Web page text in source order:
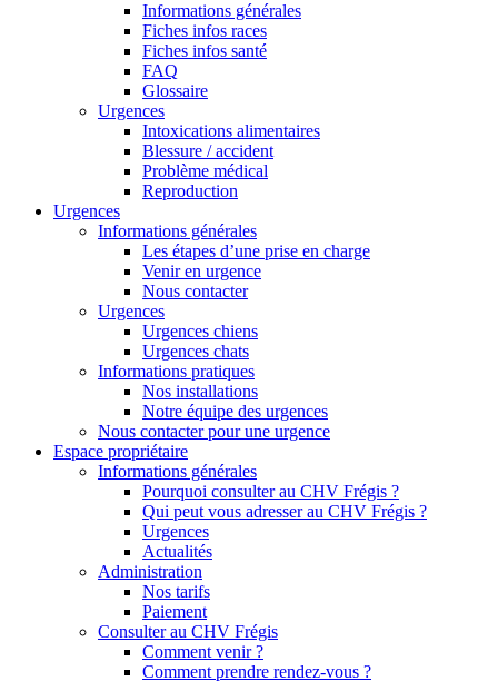
Informations générales
Fiches infos races
Fiches infos santé
FAQ
Glossaire
Urgences
Intoxications alimentaires
Blessure / accident
Problème médical
Reproduction
Urgences
Informations générales
Les étapes d’une prise en charge
Venir en urgence
Nous contacter
Urgences
Urgences chiens
Urgences chats
Informations pratiques
Nos installations
Notre équipe des urgences
Nous contacter pour une urgence
Espace propriétaire
Informations générales
Pourquoi consulter au CHV Frégis ?
Qui peut vous adresser au CHV Frégis ?
Urgences
Actualités
Administration
Nos tarifs
Paiement
Consulter au CHV Frégis
Comment venir ?
Comment prendre rendez-vous ?